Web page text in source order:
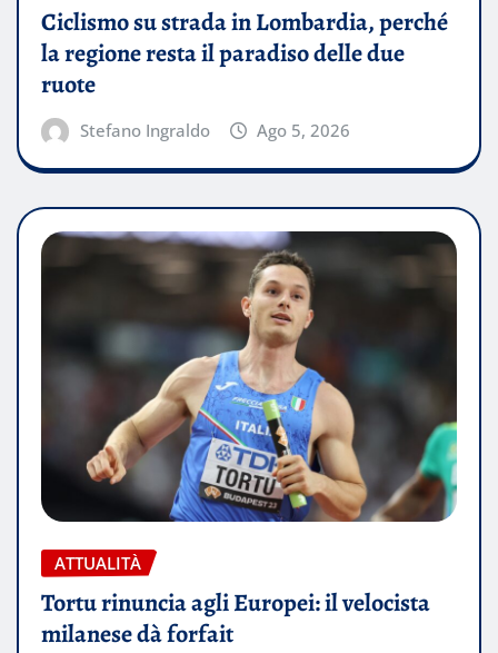
Ciclismo su strada in Lombardia, perché
la regione resta il paradiso delle due
ruote
Stefano Ingraldo Ago 5, 2026
ATTUALITÀ
Tortu rinuncia agli Europei: il velocista
milanese dà forfait